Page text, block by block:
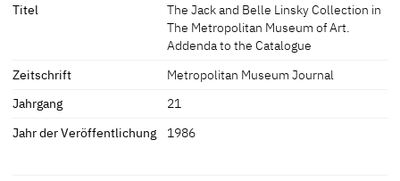
Titel
The Jack and Belle Linsky Collection in
The Metropolitan Museum of Art.
Addenda to the Catalogue
Zeitschrift
Metropolitan Museum Journal
Jahrgang
21
Jahr der Veröffentlichung
1986